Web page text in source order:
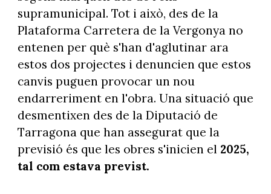
supramunicipal. Tot i això, des de la
Plataforma Carretera de la Vergonya no
entenen per què s'han d'aglutinar ara
estos dos projectes i denuncien que estos
canvis puguen provocar un nou
endarreriment en l'obra. Una situació que
desmentixen des de la Diputació de
Tarragona que han assegurat que la
previsió és que les obres s'inicien el 2025,
tal com estava previst.